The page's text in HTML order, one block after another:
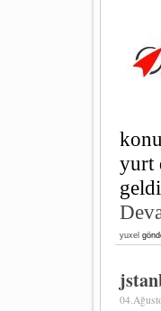
yurt
yuxel